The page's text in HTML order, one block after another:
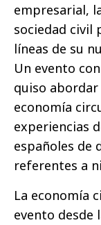
empresarial,
sociedad civil
líneas de su
Un evento
quiso
economía
experiencias
españoles de
referentes a
La economía
evento desde